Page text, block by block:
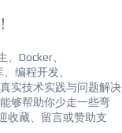
Docker、
编程开发、
实技术实践与问题解决
够帮助你少走一些弯
收藏、留言或赞助支